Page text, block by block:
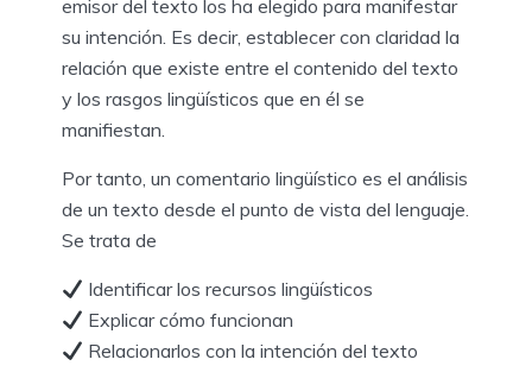
emisor del texto los ha elegido para manifestar
su intención. Es decir, establecer con claridad la
relación que existe entre el contenido del texto
y los rasgos lingüísticos que en él se
manifiestan.
Por tanto, un comentario lingüístico es el análisis
de un texto desde el punto de vista del lenguaje.
Se trata de
Identificar los recursos lingüísticos
Explicar cómo funcionan
Relacionarlos con la intención del texto